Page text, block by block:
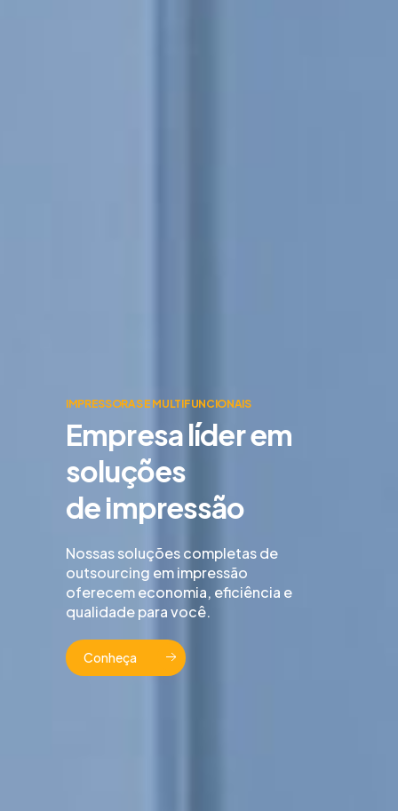
IMPRESSORAS E MULTIFUNCIONAIS
Empresa líder em
soluções
de impressão
Nossas soluções completas de
outsourcing em impressão
oferecem economia, eficiência e
qualidade para você.
Conheça